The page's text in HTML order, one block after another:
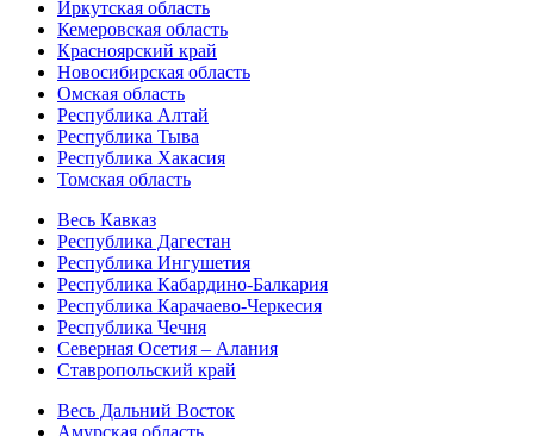
Иркутская область
Кемеровская область
Красноярский край
Новосибирская область
Омская область
Республика Алтай
Республика Тыва
Республика Хакасия
Томская область
Весь Кавказ
Республика Дагестан
Республика Ингушетия
Республика Кабардино-Балкария
Республика Карачаево-Черкесия
Республика Чечня
Северная Осетия – Алания
Ставропольский край
Весь Дальний Восток
Амурская область